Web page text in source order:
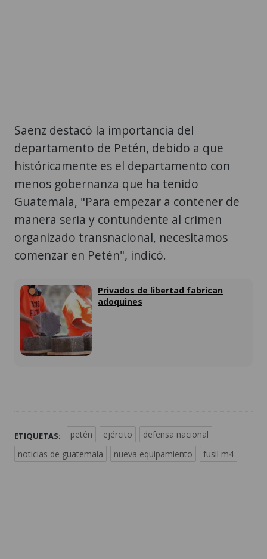
Saenz destacó la importancia del
departamento de Petén, debido a que
históricamente es el departamento con
menos gobernanza que ha tenido
Guatemala, "Para empezar a contener de
manera seria y contundente al crimen
organizado transnacional, necesitamos
comenzar en Petén", indicó.
Privados de libertad fabrican
adoquines
ETIQUETAS: petén ejército
defensa nacional
noticias de guatemala
nueva equipamiento fusil m4